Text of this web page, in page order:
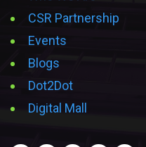
CSR Partnership
Events
Blogs
Dot2Dot
Digital Mall